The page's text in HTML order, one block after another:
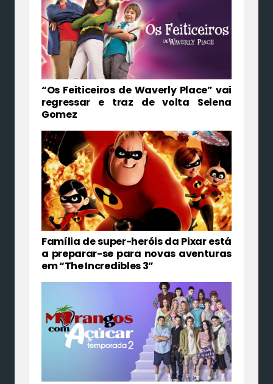
“Os Feiticeiros de Waverly Place” vai
regressar e traz de volta Selena
Gomez
Família de super-heróis da Pixar está
a preparar-se para novas aventuras
em “The Incredibles 3”